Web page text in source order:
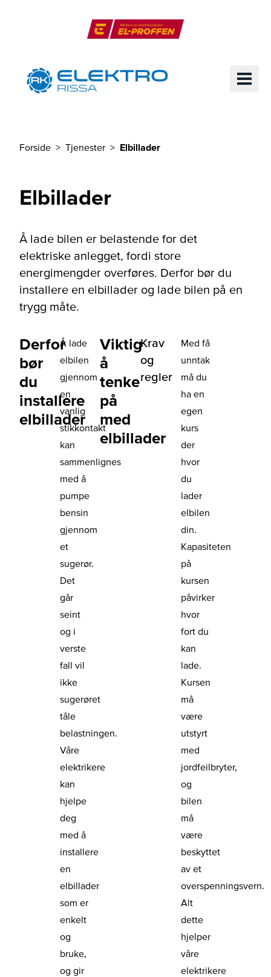
Forside Tjenester Elbillader
Elbillader
Å lade bilen er belastende for det
elektriske anlegget, fordi store
energimengder overføres. Derfor bør du
installere en elbillader og lade bilen på en
trygg måte.
Derfor
bør
du
installere
elbillader
Å lade
elbilen
gjennom
en
vanlig
stikkontakt
kan
sammenlignes
med å
pumpe
bensin
gjennom
et
sugerør.
Det
går
seint
og i
verste
fall vil
ikke
sugerøret
tåle
belastningen.
Våre
elektrikere
kan
hjelpe
deg
med å
installere
en
elbillader
som er
enkelt
og
bruke,
og gir
Viktig
å
tenke
på
med
elbillader
Krav
og
regler
Med få
unntak
må du
ha en
egen
kurs
der
hvor
du
lader
elbilen
din.
Kapasiteten
på
kursen
påvirker
hvor
fort du
kan
lade.
Kursen
må
være
utstyrt
med
jordfeilbryter,
og
bilen
må
være
beskyttet
av et
overspenningsvern.
Alt
dette
hjelper
våre
elektrikere